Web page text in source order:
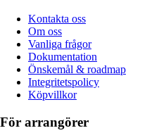
Kontakta oss
Om oss
Vanliga frågor
Dokumentation
Önskemål & roadmap
Integritetspolicy
Köpvillkor
För arrangörer